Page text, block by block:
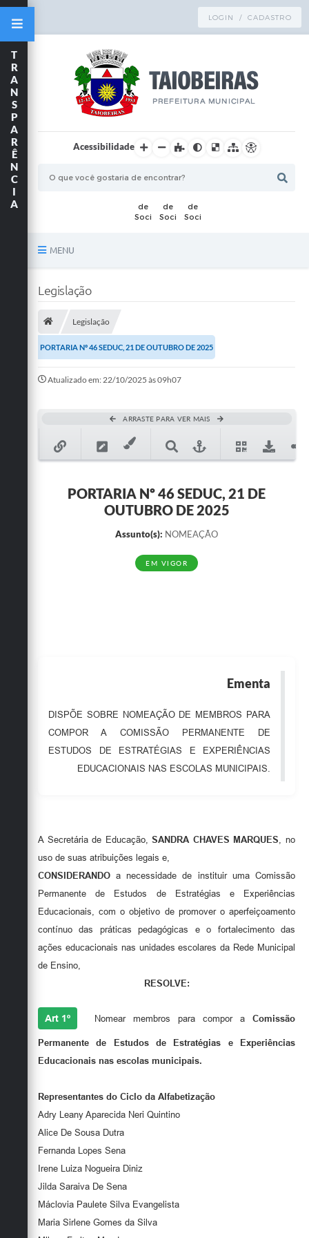
LOGIN / CADASTRO
Acessibilidade
MENU
Publicações
A Prefeitura
Ouvidoria
Legislação
Galeria de Fotos
Serviços Online
Contato
Secretarias
T
R
A
N
S
P
A
R
Ê
N
C
I
A
Legislação
Legislação
PORTARIA Nº 46 SEDUC, 21 DE OUTUBRO DE 2025
Atualizado em: 22/10/2025 às 09h07
ARRASTE PARA VER MAIS
PORTARIA Nº 46 SEDUC, 21 DE
OUTUBRO DE 2025
Assunto(s): NOMEAÇÃO
EM VIGOR
Ementa
DISPÕE SOBRE NOMEAÇÃO DE MEMBROS PARA
COMPOR A COMISSÃO PERMANENTE DE
ESTUDOS DE ESTRATÉGIAS E EXPERIÊNCIAS
EDUCACIONAIS NAS ESCOLAS MUNICIPAIS.
A Secretária de Educação,SANDRA CHAVES MARQUES , no
uso de suas atribuições legais e,
CONSIDERANDO a necessidade de instituir uma Comissão
Permanente de Estudos de Estratégias e Experiências
Educacionais, com o objetivo de promover o aperfeiçoamento
contínuo das práticas pedagógicas e o fortalecimento das
ações educacionais nas unidades escolares da Rede Municipal
de Ensino,
RESOLVE:
Art 1º Nomear membros para compor a Comissão
Permanente de Estudos de Estratégias e Experiências
Educacionais nas escolas municipais.
Representantes do Ciclo da Alfabetização
Adry Leany Aparecida Neri Quintino
Alice De Sousa Dutra
Fernanda Lopes Sena
Irene Luiza Nogueira Diniz
Jilda Saraiva De Sena
Máclovia Paulete Silva Evangelista
Maria Sirlene Gomes da Silva